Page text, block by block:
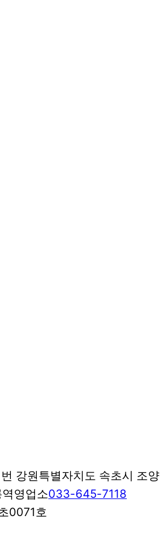
강원특별자치도 속초시 조
영업소033-645-7118
0071호